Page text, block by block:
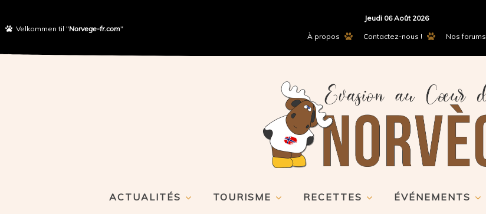
Velkommen til "Norvege-fr.com"
Jeudi 06 Août 2026
À propos Contactez-nous ! Nos forums
ACTUALITÉS TOURISME RECETTES ÉVÉNEMENTS